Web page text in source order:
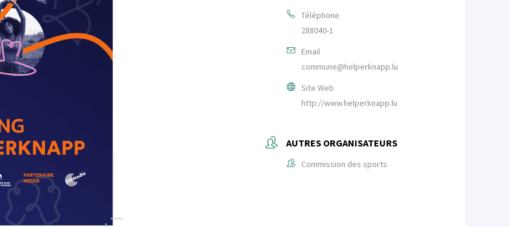
Téléphone
288040-1
Email
commune@helperknapp.lu
Site Web
http://www.helperknapp.lu
AUTRES ORGANISATEURS
Commission des sports